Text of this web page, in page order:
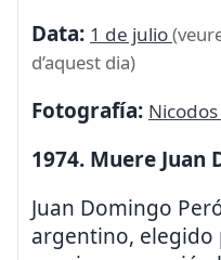
Data: 1 de julio
d’aquest dia)
Fotografía: Nicodos
1974. Muere Juan
Juan Domingo
argentino, elegido